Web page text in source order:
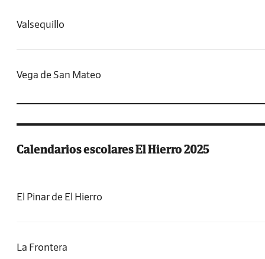
Valsequillo
Vega de San Mateo
Calendarios escolares El Hierro 2025
El Pinar de El Hierro
La Frontera